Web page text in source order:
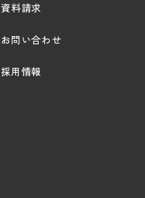
資料請求
お問い合わせ
採用情報